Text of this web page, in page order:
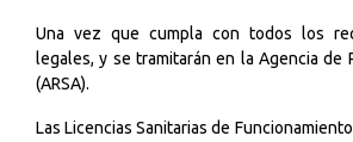
Una vez que cumpla con todos los
legales, y se tramitarán en la Agencia de
(ARSA).
Las Licencias Sanitarias de